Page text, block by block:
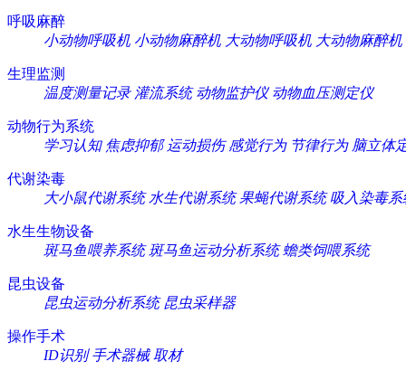
呼吸麻醉
小动物呼吸机 小动物麻醉机 大动物呼吸机 大动物麻醉机
生理监测
温度测量记录 灌流系统 动物监护仪 动物血压测定仪
动物行为系统
学习认知 焦虑抑郁 运动损伤 感觉行为 节律行为 脑立体
代谢染毒
大小鼠代谢系统 水生代谢系统 果蝇代谢系统 吸入染毒系
水生生物设备
斑马鱼喂养系统 斑马鱼运动分析系统 蟾类饲喂系统
昆虫设备
昆虫运动分析系统 昆虫采样器
操作手术
ID识别 手术器械 取材